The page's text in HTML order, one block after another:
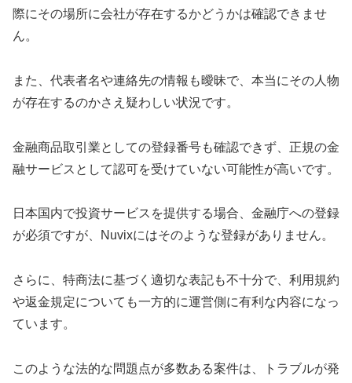
際にその場所に会社が存在するかどうかは確認できませ
ん。
また、代表者名や連絡先の情報も曖昧で、本当にその人物
が存在するのかさえ疑わしい状況です。
金融商品取引業としての登録番号も確認できず、正規の金
融サービスとして認可を受けていない可能性が高いです。
日本国内で投資サービスを提供する場合、金融庁への登録
が必須ですが、Nuvixにはそのような登録がありません。
さらに、特商法に基づく適切な表記も不十分で、利用規約
や返金規定についても一方的に運営側に有利な内容になっ
ています。
このような法的な問題点が多数ある案件は、トラブルが発